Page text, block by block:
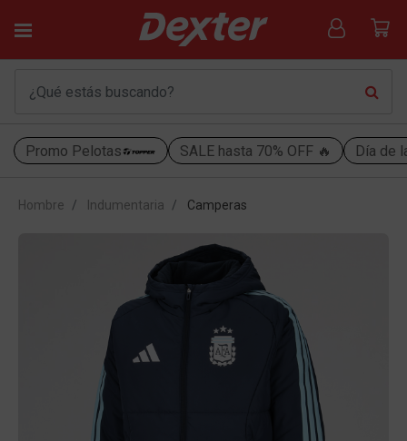
Promo Pelotas SALE hasta 70% OFF 🔥 Día de
Hombre Indumentaria Camperas